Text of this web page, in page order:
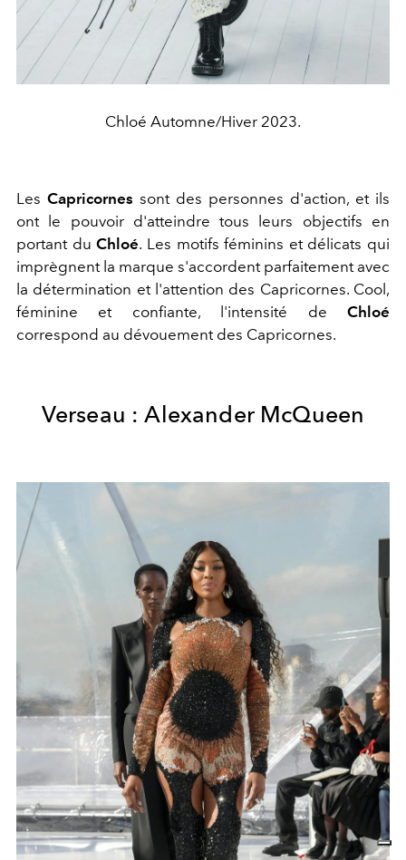
Chloé Automne/Hiver 2023.
Les Capricornes sont des personnes d'action, et ils
ont le pouvoir d'atteindre tous leurs objectifs en
portant duChloé. Les motifs féminins et délicats qui
imprègnent la marque s'accordent parfaitement avec
la détermination et l'attention des Capricornes. Cool,
féminine et confiante, l'intensité de Chloé
correspond au dévouement des Capricornes.
Verseau : Alexander McQueen